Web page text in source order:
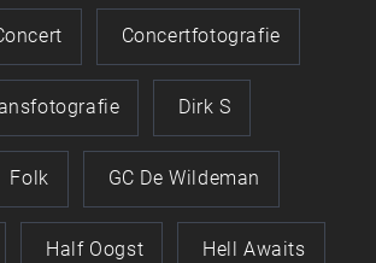
Concertfotografie
Dirk S
Folk GC De Wildeman
Half Oogst Hell Awaits